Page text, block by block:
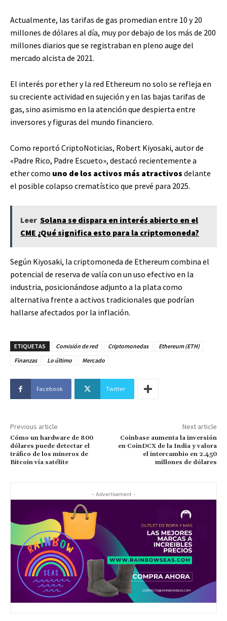
Actualmente, las tarifas de gas promedian entre 10 y 20
millones de dólares al día, muy por debajo de los más de 200
millones diarios que se registraban en pleno auge del
mercado alcista de 2021.
El interés por ether y la red Ethereum no solo se refleja en
su creciente actividad en sujeción y en las bajas tarifas de
gas, sino asimismo en la atención que despierta entre
inversores y figuras del mundo financiero.
Como reportó CriptoNoticias, Robert Kiyosaki, autor de
«Padre Rico, Padre Escueto», destacó recientemente a
ether como uno de los activos más atractivos delante
el posible colapso crematístico que prevé para 2025.
Leer Solana se dispara en interés abierto en el
CME ¿Qué significa esto para la criptomoneda?
Según Kiyosaki, la criptomoneda de Ethereum combina el
potencial de reserva de valía con un uso efectivo en la
industria, posicionándose adjunto a la plata como
alternativa frente a activos tradicionales que podrían
hallarse afectados por la inflación.
ETIQUETAS Comisión de red Criptomonedas
Ethereum (ETH)
Finanzas
Lo último Mercado
Facebook Twitter
Previous article
Cómo un hardware de 800
dólares puede detectar el
tráfico de los mineros de
Bitcoin vía satélite
Next article
Coinbase aumenta la inversión
en CoinDCX de la India y valora
el intercambio en 2.450
millones de dólares
- Advertisement -